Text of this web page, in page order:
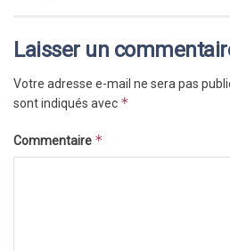
Laisser un
Votre adresse e-mail ne sera pas
sont indiqués avec *
Commentaire *